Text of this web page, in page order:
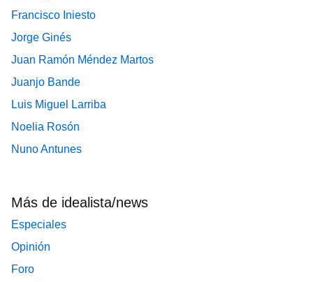
Francisco Iniesto
Jorge Ginés
Juan Ramón Méndez Martos
Juanjo Bande
Luis Miguel Larriba
Noelia Rosón
Nuno Antunes
Más de idealista/news
Especiales
Opinión
Foro